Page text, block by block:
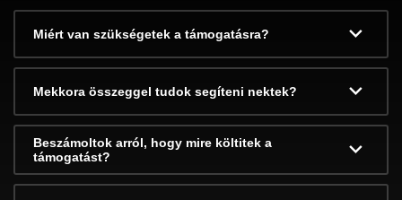
Miért van szükségetek a támogatásra?
Mekkora összeggel tudok segíteni nektek?
Beszámoltok arról, hogy mire költitek a
támogatást?